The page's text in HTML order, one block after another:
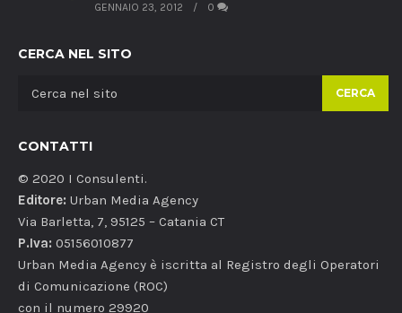
GENNAIO 23, 2012 0
CERCA NEL SITO
CERCA
CONTATTI
© 2020 I Consulenti.
Editore: Urban Media Agency
Via Barletta, 7, 95125 – Catania CT
P.Iva: 05156010877
Urban Media Agency è iscritta al Registro degli Operatori
di Comunicazione (ROC)
con il numero 29920